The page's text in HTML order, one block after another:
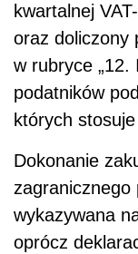
kwartalnej
oraz doliczony
w rubryce „12.
podatników
których
Dokonanie
zagranicznego
wykazywana
oprócz